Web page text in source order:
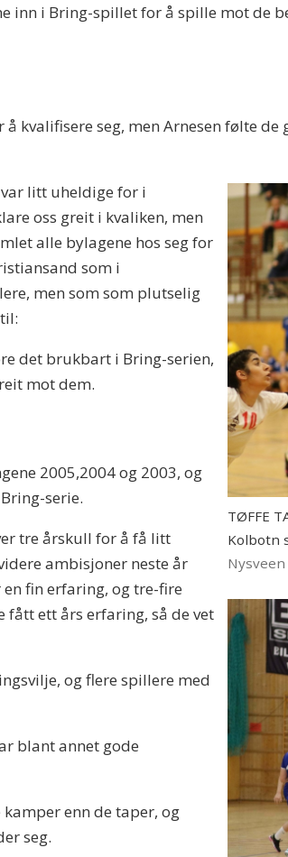
inn i Bring-spillet for å spille mot de
kvalifisere seg, men Arnesen følte
TØFFE
Kolbotn
Nysveen
litt uheldige for i
oss greit i kvaliken, men
alle bylagene hos seg for
som i
men som som plutselig
det brukbart i Bring-serien,
mot dem.
2005,2004 og 2003, og
serie.
tre årskull for å få litt
ambisjoner neste år
fin erfaring, og tre-fire
fått ett års erfaring, så de vet
og flere spillere med
blant annet gode
enn de taper, og
seg.